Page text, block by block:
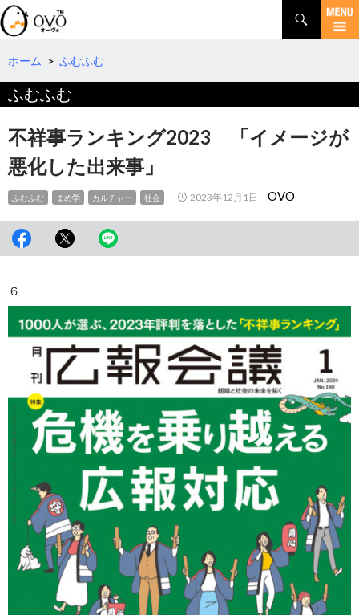
検
索
コ
テ
へ
移
動
ホーム > ふむふむ
ふむふむ
不祥事ランキング2023 「イメージが
悪化した出来事」
ふむふむ まめ学 カルチャー 社会 2023年12月1日 OVO
６